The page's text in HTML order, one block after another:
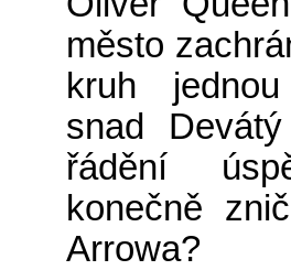
město
kruh
snad
řádění
konečně
Arrowa?